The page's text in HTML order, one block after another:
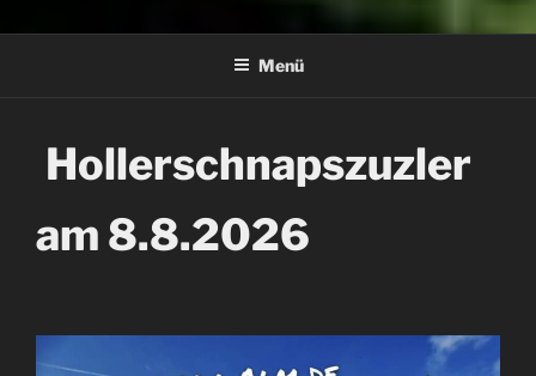
Menü
Hollerschnapszuzler
am 8.8.2026